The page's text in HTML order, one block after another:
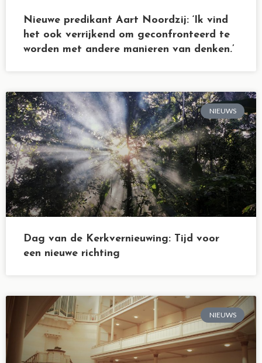
Nieuwe predikant Aart Noordzij: ‘Ik vind
het ook verrijkend om geconfronteerd te
worden met andere manieren van denken.’
NIEUWS
Dag van de Kerkvernieuwing: Tijd voor
een nieuwe richting
NIEUWS